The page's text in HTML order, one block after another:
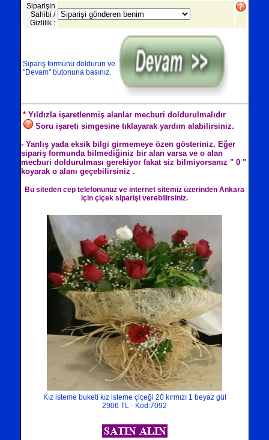
Siparişin
Sahibi /
Gizlilik :
Sipariş formunu doldurun ve
"Devam" butonuna basınız.
* Yıldızla işaretlenmiş alanlar mecburi doldurulmalıdır
Soru işareti simgesine tıklayarak yardım alabilirsiniz.
- Yanlış yada eksik bilgi girmemeye özen gösteriniz. Eğer
sipariş formunda bilmediğiniz bir alan varsa ve o alan
mecburi doldurulması gerekiyor fakat siz bilmiyorsanız " 0 "
koyarak o alanı geçebilirsiniz .
Bu siteden cep telefonunuz ve internet sitemiz üzerinden Ankara
için çiçek siparişi verebilirsiniz.
Kız isteme buketi kız isteme çiçeği 20 kırmızı 1 beyaz gül
2906 TL - Kod:7092